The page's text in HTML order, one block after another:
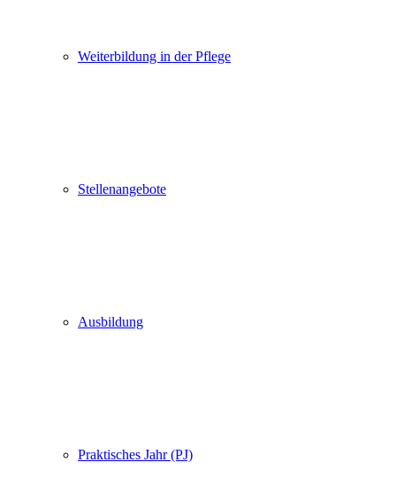
Weiterbildung in der Pflege
Stellenangebote
Ausbildung
Praktisches Jahr (PJ)